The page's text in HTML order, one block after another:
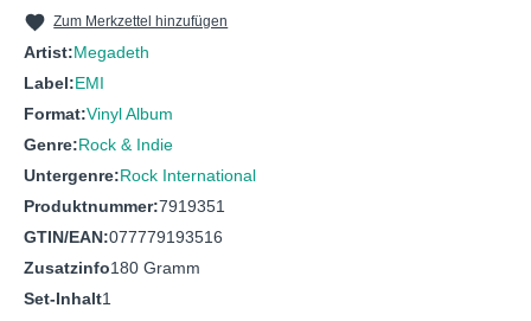
Zum Merkzettel hinzufügen
Artist:Megadeth
Label:EMI
Format:Vinyl Album
Genre:Rock & Indie
Untergenre:Rock International
Produktnummer:7919351
GTIN/EAN:077779193516
Zusatzinfo180 Gramm
Set-Inhalt1